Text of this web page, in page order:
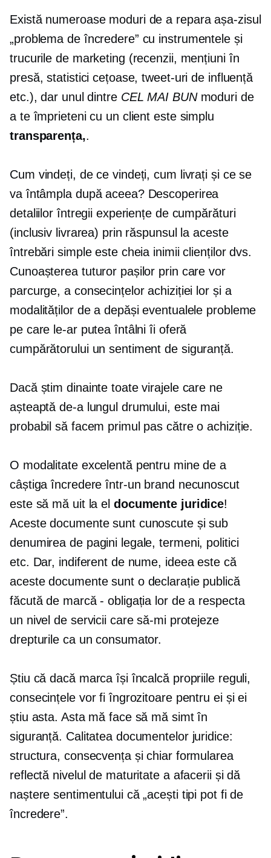
Există numeroase moduri de a reparaașa-zisul
„problema de încredere” cu instrumentele și
trucurile de marketing (recenzii, mențiuni în
presă, statistici cețoase, tweet-uri de influență
etc.), dar unul dintre CEL MAI BUNmoduri de
a te împrieteni cu un client este simplu
transparența,.
Cum vindeți, de ce vindeți, cum livrați și ce se
va întâmpla după aceea? Descoperirea
detaliilor întregii experiențe de cumpărături
(inclusiv livrarea) prin răspunsul la aceste
întrebări simple este cheia inimii clienților dvs.
Cunoașterea tuturor pașilor prin care vor
parcurge, a consecințelor achiziției lor și a
modalităților de a depăși eventualele probleme
pe care le-ar putea întâlni îi oferă
cumpărătorului un sentiment de siguranță.
Dacă știm dinainte toate virajele care ne
așteaptă de-a lungul drumului, este mai
probabil să facem primul pas către o achiziție.
O modalitate excelentă pentru mine de a
câștiga încredere într-un brand necunoscut
este să mă uit la el documente juridice!
Aceste documente sunt cunoscute și sub
denumirea de pagini legale, termeni, politici
etc. Dar, indiferent de nume, ideea este că
aceste documente sunt o declarație publică
făcută de marcă - obligația lor de a respecta
un nivel de servicii care să-mi protejeze
drepturile ca un consumator.
Știu că dacă marca își încalcă propriile reguli,
consecințele vor fi îngrozitoare pentru ei și ei
știu asta. Asta mă face să mă simt în
siguranță. Calitatea documentelor juridice:
structura, consecvența și chiar formularea
reflectă nivelul de maturitate a afacerii și dă
naștere sentimentului că „acești tipi pot fi de
încredere”.